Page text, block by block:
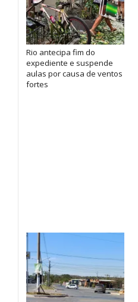
Rio antecipa fim do
expediente e suspende
aulas por causa de ventos
fortes